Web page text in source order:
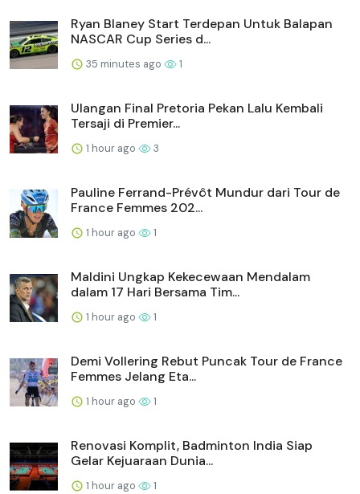
Ryan Blaney Start Terdepan Untuk Balapan
NASCAR Cup Series d...
35 minutes ago 1
Ulangan Final Pretoria Pekan Lalu Kembali
Tersaji di Premier...
1 hour ago 3
Pauline Ferrand-Prévôt Mundur dari Tour de
France Femmes 202...
1 hour ago 1
Maldini Ungkap Kekecewaan Mendalam
dalam 17 Hari Bersama Tim...
1 hour ago 1
Demi Vollering Rebut Puncak Tour de France
Femmes Jelang Eta...
1 hour ago 1
Renovasi Komplit, Badminton India Siap
Gelar Kejuaraan Dunia...
1 hour ago 1